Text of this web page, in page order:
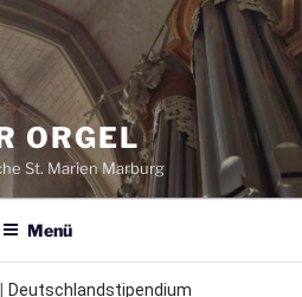
ORGEL
St. Marien Marburg
Menü
Deutschlandstipendium